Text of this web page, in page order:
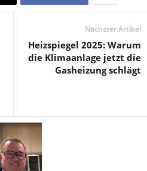
Nächster Artikel
Heizspiegel 2025: Warum
die Klimaanlage jetzt die
Gasheizung schlägt